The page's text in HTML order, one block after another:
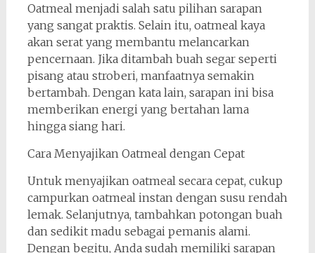
Oatmeal menjadi salah satu pilihan sarapan
yang sangat praktis. Selain itu, oatmeal kaya
akan serat yang membantu melancarkan
pencernaan. Jika ditambah buah segar seperti
pisang atau stroberi, manfaatnya semakin
bertambah. Dengan kata lain, sarapan ini bisa
memberikan energi yang bertahan lama
hingga siang hari.
Cara Menyajikan Oatmeal dengan Cepat
Untuk menyajikan oatmeal secara cepat, cukup
campurkan oatmeal instan dengan susu rendah
lemak. Selanjutnya, tambahkan potongan buah
dan sedikit madu sebagai pemanis alami.
Dengan begitu, Anda sudah memiliki sarapan